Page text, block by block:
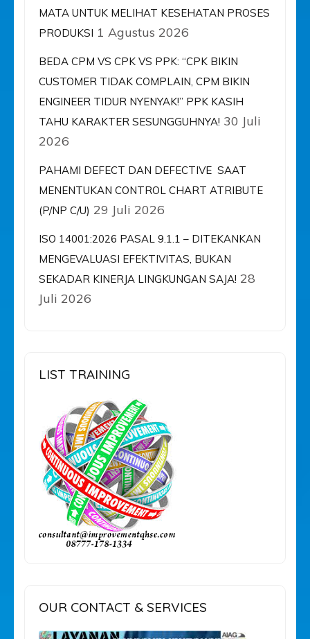
MATA UNTUK MELIHAT KESEHATAN PROSES
PRODUKSI 1 Agustus 2026
BEDA CPM VS CPK VS PPK: “CPK BIKIN
CUSTOMER TIDAK COMPLAIN, CPM BIKIN
ENGINEER TIDUR NYENYAK!” PPK KASIH
TAHU KARAKTER SESUNGGUHNYA! 30 Juli
2026
PAHAMI DEFECT DAN DEFECTIVE SAAT
MENENTUKAN CONTROL CHART ATRIBUTE
(P/NP C/U) 29 Juli 2026
ISO 14001:2026 PASAL 9.1.1 – DITEKANKAN
MENGEVALUASI EFEKTIVITAS, BUKAN
SEKADAR KINERJA LINGKUNGAN SAJA! 28
Juli 2026
LIST TRAINING
OUR CONTACT & SERVICES